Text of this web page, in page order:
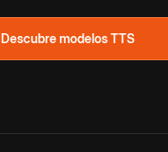
Descubre modelos TTS